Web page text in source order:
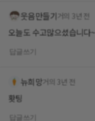
웃음만들기 거의 3년 전
오늘도 수고많으셨습니다~
뉴희망 거의 3년 전
홧팅